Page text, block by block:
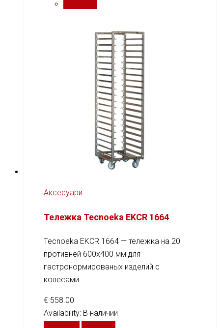
Аксесуари
Тележка Tecnoeka EKCR 1664
Tecnoeka EKCR 1664 — тележка на 20
противней 600x400 мм для
гастронормированых изделий с
колесами.
€ 558.00
Availability: В наличии